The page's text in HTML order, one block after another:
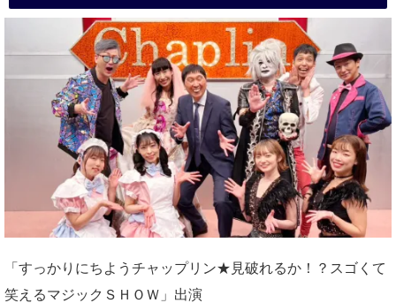
「すっかりにちようチャップリン★見破れるか！？スゴくて
笑えるマジックＳＨＯＷ」出演